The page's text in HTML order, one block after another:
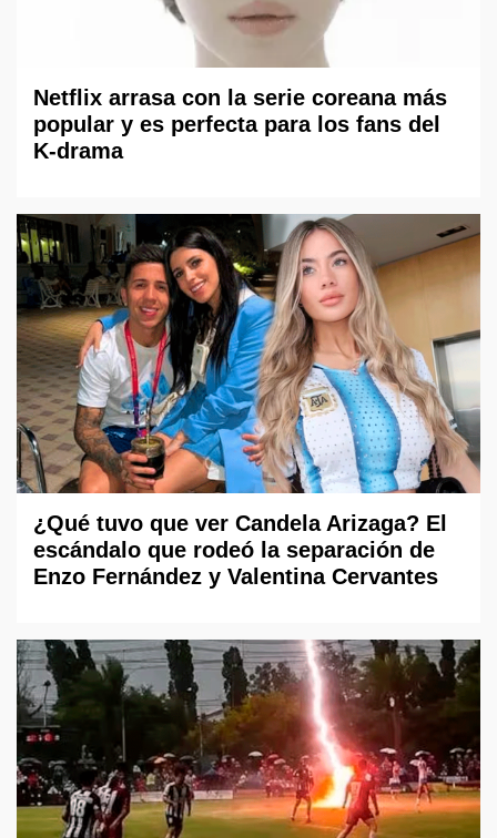
Netflix arrasa con la serie coreana más
popular y es perfecta para los fans del
K-drama
¿Qué tuvo que ver Candela Arizaga? El
escándalo que rodeó la separación de
Enzo Fernández y Valentina Cervantes